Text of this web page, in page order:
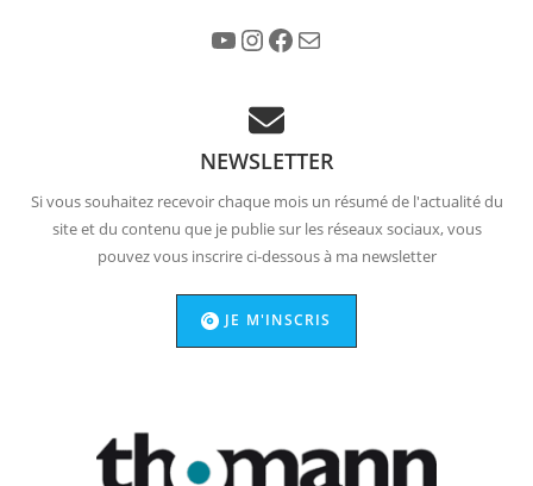
YouTube Instagram Facebook
NEWSLETTER
Si vous souhaitez recevoir chaque mois un résumé de l'actualité du
site et du contenu que je publie sur les réseaux sociaux, vous
pouvez vous inscrire ci-dessous à ma newsletter
JE M'INSCRIS